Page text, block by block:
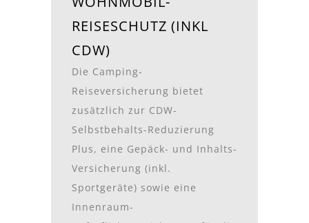
REISESCHUTZ (INKL
CDW)
Die Camping-
Reiseversicherung bietet
zusätzlich zur CDW-
Selbstbehalts-Reduzierung
Plus, eine Gepäck- und Inhalts-
Versicherung (inkl.
Sportgeräte) sowie eine
Innenraum-